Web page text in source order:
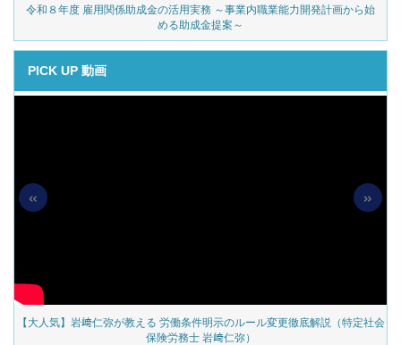
令和８年度 雇用関係助成金の活用実務 ～事業内職業能力開発計画から始
める助成金提案～
PICK UP 動画
【大人気】岩﨑仁弥が教える 労働条件明示のルール変更徹底解説（特定社会
保険労務士 岩﨑仁弥）
« »